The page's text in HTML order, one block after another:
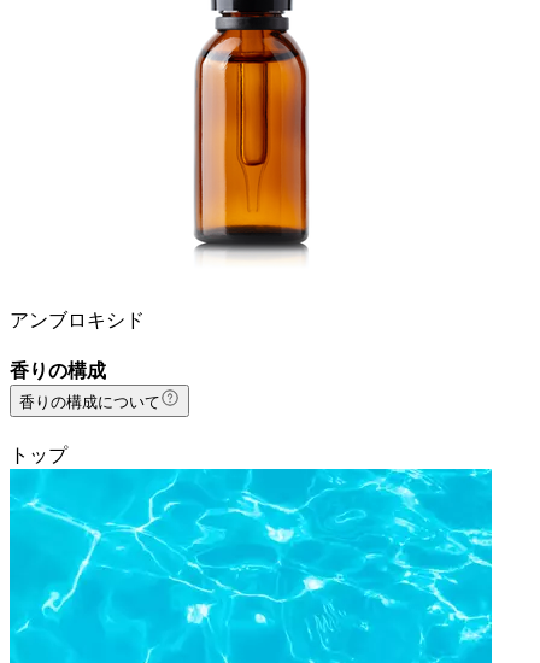
アンブロキシド
香りの構成
香りの構成について
トップ